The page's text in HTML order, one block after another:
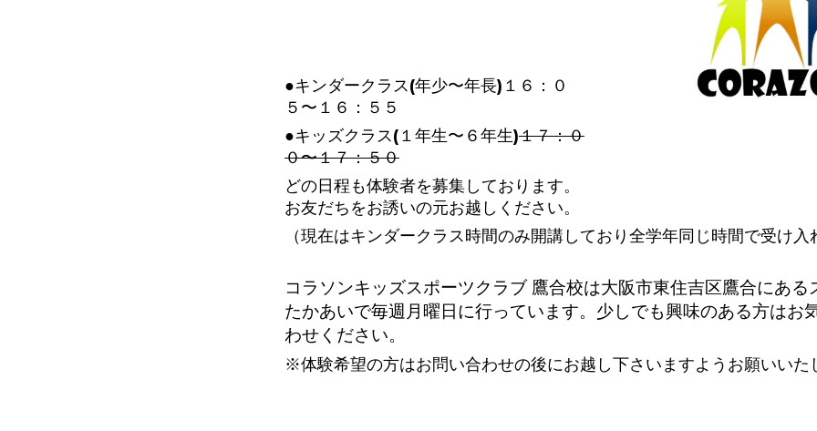
●キンダークラス(年少〜年長)１６：０
５〜１６：５５
●キッズクラス(１年生〜６年生)１７：０
０〜１７：５０
どの日程も体験者を募集しております。
お友だちをお誘いの元お越しください。
（現在はキンダークラス時間のみ開講しており全学年同じ時間で受け入
コラソンキッズスポーツクラブ 鷹合校は大阪市東住吉区鷹合にある
たかあいで毎週月曜日に行っています。少しでも興味のある方はお
わせください。
※体験希望の方はお問い合わせの後にお越し下さいますようお願いいた